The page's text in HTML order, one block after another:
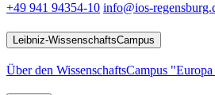
+49 941 94354-10 info@ios-
Leibniz-WissenschaftsCampus
Über den WissenschaftsCampus